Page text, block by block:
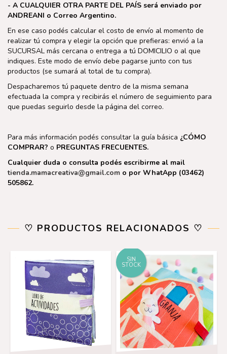
- A CUALQUIER OTRA PARTE DEL PAÍS será enviado por
ANDREANI o Correo Argentino.
En ese caso podés calcular el costo de envío al momento de
realizar tú compra y elegir la opción que prefieras: envió a la
SUCURSAL más cercana o entrega a tú DOMICILIO o al que
indiques. Este modo de envío debe pagarse junto con tus
productos (se sumará al total de tu compra).
Despacharemos tú paquete dentro de la misma semana
efectuada la compra y recibirás el número de seguimiento para
que puedas seguirlo desde la página del correo.
Para más información podés consultar la guía básica ¿CÓMO
COMPRAR? o PREGUNTAS FRECUENTES.
Cualquier duda o consulta podés escribirme al mail
tienda.mamacreativa@gmail.com o por WhatApp (03462)
505862.
♡ PRODUCTOS RELACIONADOS ♡
SIN
STOCK